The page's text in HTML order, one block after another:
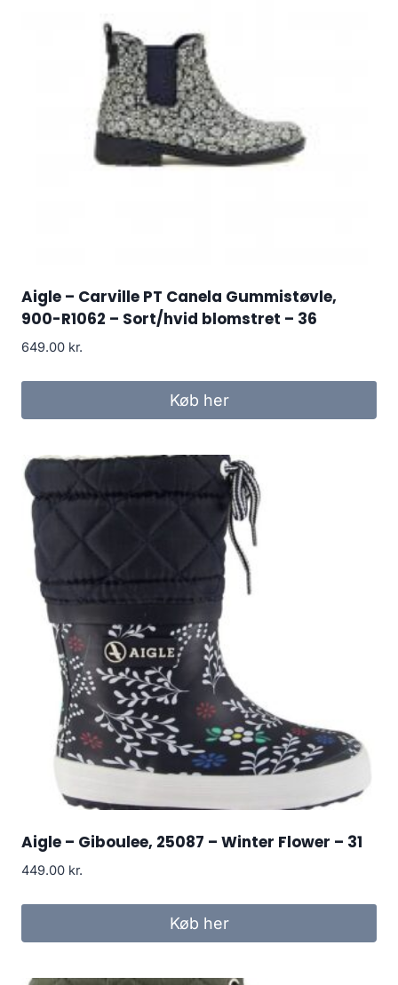
Aigle – Carville PT Canela Gummistøvle,
900-R1062 – Sort/hvid blomstret – 36
649.00 kr.
Køb her
Aigle – Giboulee, 25087 – Winter Flower – 31
449.00 kr.
Køb her